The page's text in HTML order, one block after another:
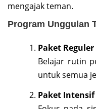
mengajak teman.
Program Unggulan
Paket Reguler
Belajar rutin
untuk semua
Paket